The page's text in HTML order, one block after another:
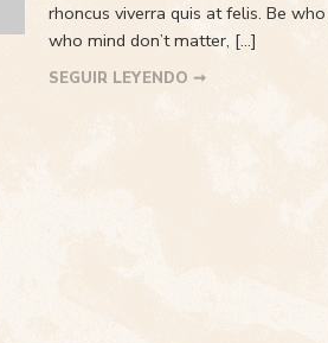
rhoncus viverra quis at felis. Be
who mind don’t matter, [...]
SEGUIR LEYENDO ➞